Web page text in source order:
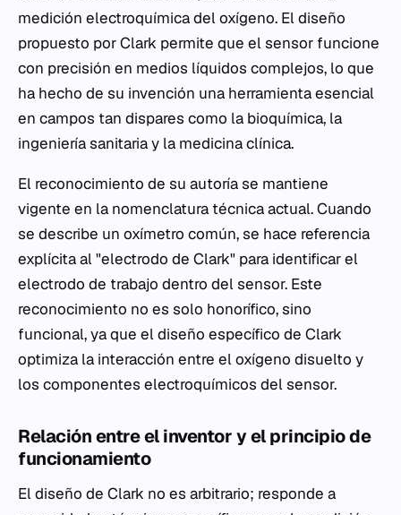
medición electroquímica del oxígeno. El diseño
propuesto por Clark permite que el sensor funcione
con precisión en medios líquidos complejos, lo que
ha hecho de su invención una herramienta esencial
en campos tan dispares como la bioquímica, la
ingeniería sanitaria y la medicina clínica.
El reconocimiento de su autoría se mantiene
vigente en la nomenclatura técnica actual. Cuando
se describe un oxímetro común, se hace referencia
explícita al "electrodo de Clark" para identificar el
electrodo de trabajo dentro del sensor. Este
reconocimiento no es solo honorífico, sino
funcional, ya que el diseño específico de Clark
optimiza la interacción entre el oxígeno disuelto y
los componentes electroquímicos del sensor.
Relación entre el inventor y el principio de
funcionamiento
El diseño de Clark no es arbitrario; responde a